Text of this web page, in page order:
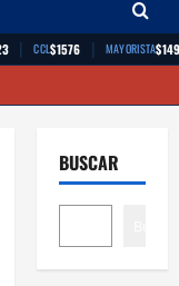
| CCL$1576 | MAYORISTA
BUSCAR